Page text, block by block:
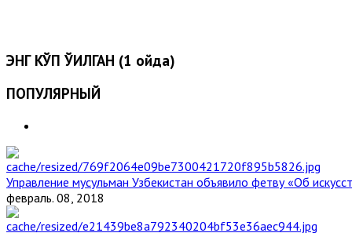
ЭНГ КЎП ЎҚИЛГАН (1 ойда)
ПОПУЛЯРНЫЙ
Управление мусульман Узбекистан объявило фетву «Об
февраль. 08, 2018